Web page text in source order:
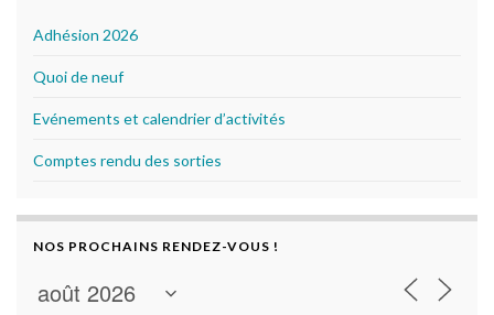
Adhésion 2026
Quoi de neuf
Evénements et calendrier d’activités
Comptes rendu des sorties
NOS PROCHAINS RENDEZ-VOUS !